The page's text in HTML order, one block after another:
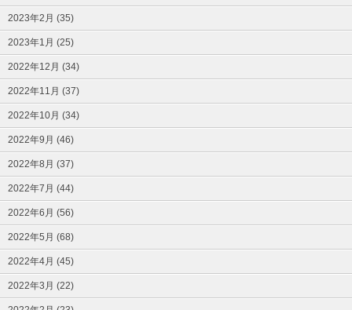
2023年2月 (35)
2023年1月 (25)
2022年12月 (34)
2022年11月 (37)
2022年10月 (34)
2022年9月 (46)
2022年8月 (37)
2022年7月 (44)
2022年6月 (56)
2022年5月 (68)
2022年4月 (45)
2022年3月 (22)